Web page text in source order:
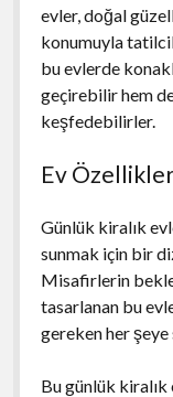
evler, doğal
konumuyla
bu evlerde
geçirebilir hem
keşfedebilirler.
Ev
Günlük kiralık
sunmak için bir
Misafirlerin
tasarlanan bu
gereken her
Bu günlük